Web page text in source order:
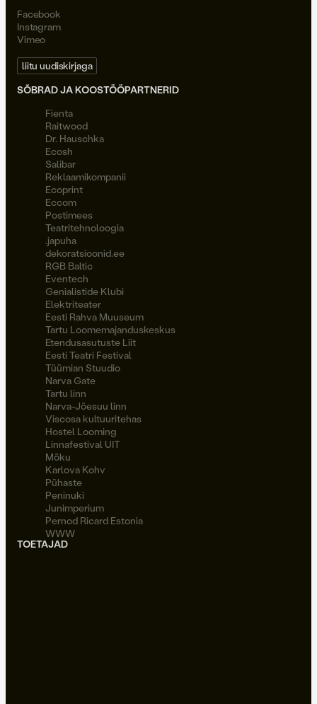
Facebook
Instagram
Vimeo
liitu uudiskirjaga
SÕBRAD JA KOOSTÖÖPARTNERID
Fienta
Raitwood
Dr. Hauschka
Ecosh
Salibar
Reklaamikompanii
Ecoprint
Eccom
Postimees
Teatritehnoloogia
.japuha
dekoratsioonid.ee
RGB Baltic
Eventech
Genialistide Klubi
Elektriteater
Eesti Rahva Muuseum
Tartu Loomemajanduskeskus
Etendusasutuste Liit
Eesti Teatri Festival
Tüümian Stuudio
Narva Gate
Tartu linn
Narva-Jõesuu linn
Viscosa kultuuritehas
Hostel Looming
Linnafestival UIT
Möku
Karlova Kohv
Pühaste
Peninuki
Junimperium
Pernod Ricard Estonia
WWW
TOETAJAD